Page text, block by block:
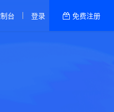
台 登录 免费注册